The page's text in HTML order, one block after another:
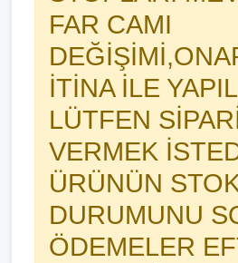
FAR CAMI
İTİNA İLE
LÜTFEN
VERMEK
ÜRÜNÜN
DURUMUNU
ÖDEMELER